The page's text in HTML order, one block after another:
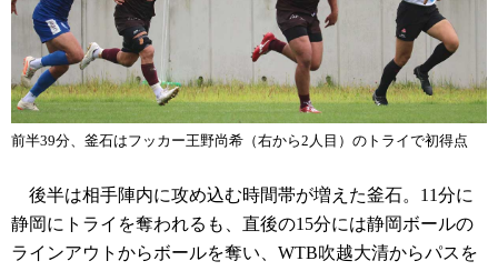
前半39分、釜石はフッカー王野尚希（右から2人目）のトライで初得点
後半は相手陣内に攻め込む時間帯が増えた釜石。11分に
静岡にトライを奪われるも、直後の15分には静岡ボールの
ラインアウトからボールを奪い、WTB吹越大清からパスを